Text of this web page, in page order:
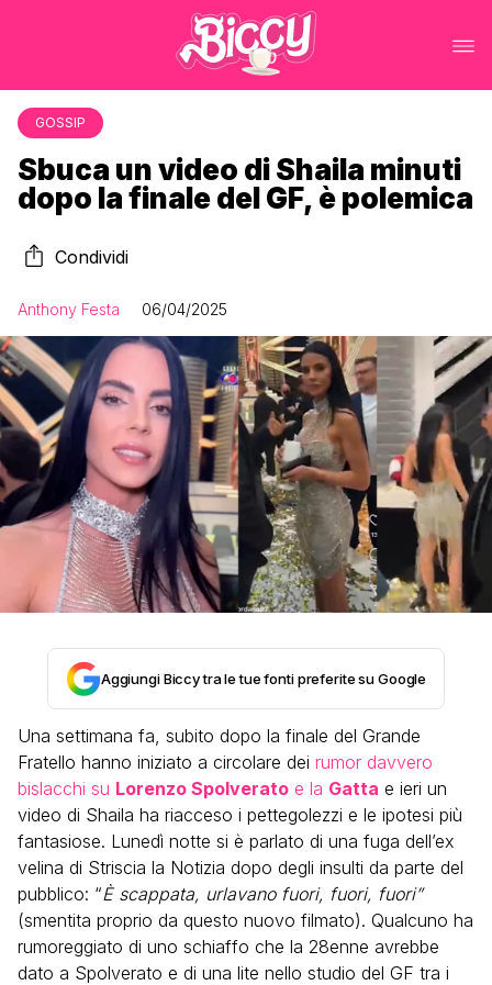
GOSSIP
Sbuca un video di Shaila minuti
dopo la finale del GF, è polemica
Condividi
Anthony Festa 06/04/2025
Aggiungi Biccy tra le tue fonti preferite su Google
Una settimana fa, subito dopo la finale del Grande
Fratello hanno iniziato a circolare dei rumor davvero
bislacchi su Lorenzo Spolverato e la Gatta e ieri un
video di Shaila ha riacceso i pettegolezzi e le ipotesi più
fantasiose. Lunedì notte si è parlato di una fuga dell’ex
velina di Striscia la Notizia dopo degli insulti da parte del
pubblico: “È scappata, urlavano fuori, fuori, fuori”
(smentita proprio da questo nuovo filmato). Qualcuno ha
rumoreggiato di uno schiaffo che la 28enne avrebbe
dato a Spolverato e di una lite nello studio del GF tra i